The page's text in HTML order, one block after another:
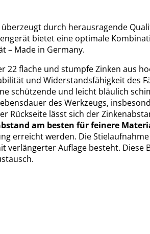
überzeugt durch herausragende
bietet eine optimale
– Made in Germany.
22 flache und stumpfe Zinken aus
und Widerstandsfähigkeit des
schützende und leicht bläulich
des Werkzeugs,
Rückseite lässt sich der
am besten für feinere
erreicht werden. Die
verlängerter Auflage besteht.